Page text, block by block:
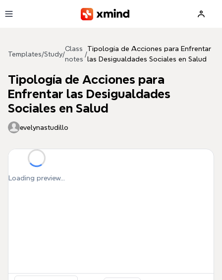
Templates/Study/
Class
notes
/
Tipología de Acciones para Enfrentar
las Desigualdades Sociales en Salud
Tipología de Acciones para
Enfrentar las Desigualdades
Sociales en Salud
evelynastudillo
Loading preview...